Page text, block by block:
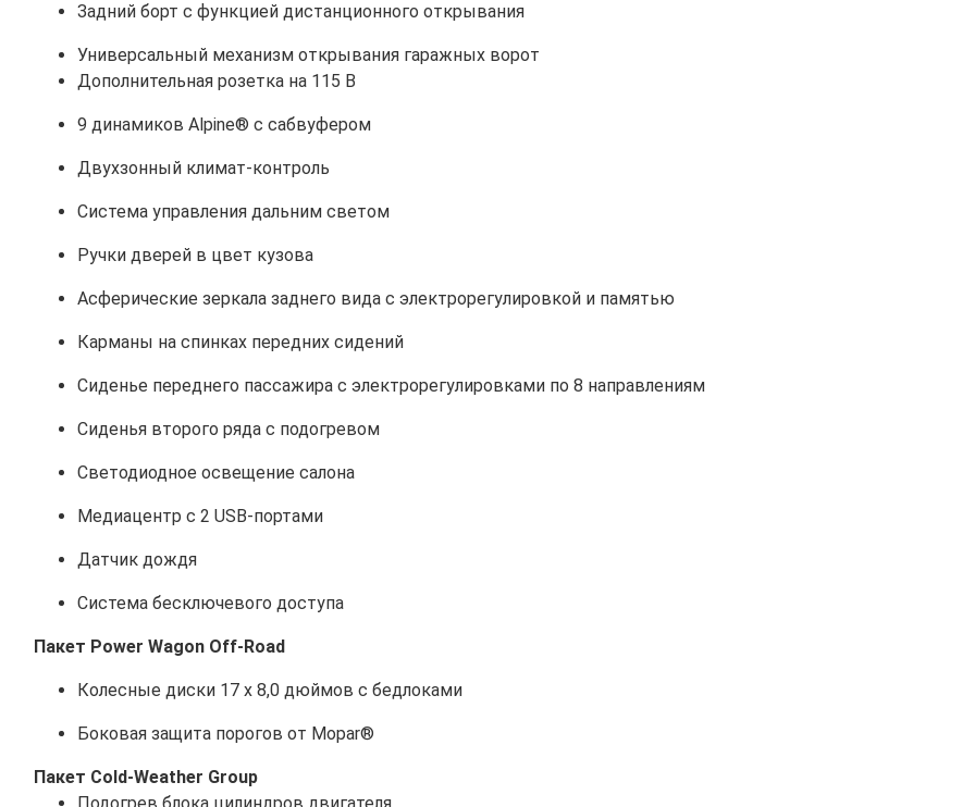
Задний борт с функцией дистанционного открывания
Универсальный механизм открывания гаражных ворот
Дополнительная розетка на 115 В
9 динамиков Alpine® с сабвуфером
Двухзонный климат-контроль
Система управления дальним светом
Ручки дверей в цвет кузова
Асферические зеркала заднего вида с электрорегулировкой и памятью
Карманы на спинках передних сидений
Сиденье переднего пассажира с электрорегулировками по 8 направлениям
Сиденья второго ряда с подогревом
Светодиодное освещение салона
Медиацентр с 2 USB-портами
Датчик дождя
Система бесключевого доступа
Пакет Power Wagon Off-Road
Колесные диски 17 x 8,0 дюймов с бедлоками
Боковая защита порогов от Mopar®
Пакет Cold-Weather Group